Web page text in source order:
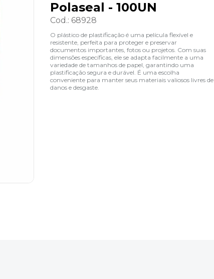
Polaseal - 100UN
Cod.: 68928
O plástico de plastificação é uma película flexível e
resistente, perfeita para proteger e preservar
documentos importantes, fotos ou projetos. Com suas
dimensões específicas, ele se adapta facilmente a uma
variedade de tamanhos de papel, garantindo uma
plastificação segura e durável. É uma escolha
conveniente para manter seus materiais valiosos livres de
danos e desgaste.